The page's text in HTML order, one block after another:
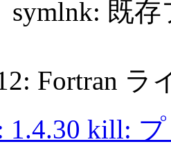
symlnk: 既
Fortran
1.4.30 kill: